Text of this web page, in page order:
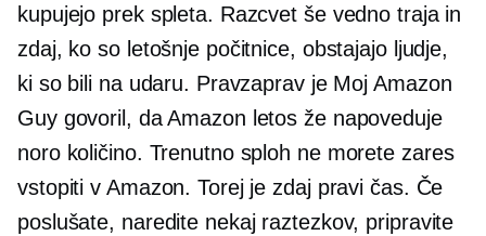
kupujejo prek spleta. Razcvet še vedno traja in
zdaj, ko so letošnje počitnice, obstajajo ljudje,
ki so bili na udaru. Pravzaprav je Moj Amazon
Guy govoril, da Amazon letos že napoveduje
noro količino. Trenutno sploh ne morete zares
vstopiti v Amazon. Torej je zdaj pravi čas. Če
poslušate, naredite nekaj raztezkov, pripravite